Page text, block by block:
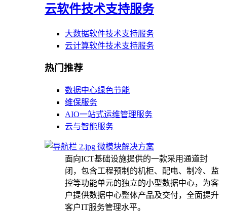
云软件技术支持服务
大数据软件技术支持服务
云计算软件技术支持服务
热门推荐
数据中心绿色节能
维保服务
AIO一站式运维管理服务
云与智能服务
微模块解决方案
面向ICT基础设施提供的一款采用通道封
闭，包含工程预制的机柜、配电、制冷、监
控等功能单元的独立的小型数据中心，为客
户提供数据中心整体产品及交付，全面提升
客户IT服务管理水平。